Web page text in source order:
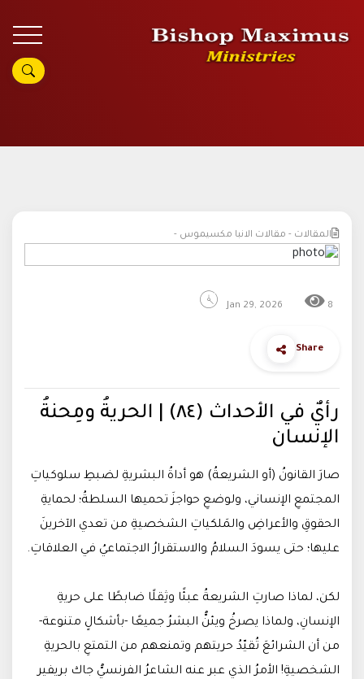
المقالات - مقالات الانبا مكسيموس -
Jan 29, 2026 8
Share
رأيٌ في الأحداث (٨٤) | الحريةُ ومِحنةُ
الإنسان
صارَ القانونُ (أو الشريعةُ) هو أداةُ البشريةِ لضبطِ سلوكياتِ
المجتمعِ الإنساني، ولوضعِ حواجزَ تحميها السلطةُ؛ لحمايةِ
الحقوقِ والأعراضِ والمَلكياتِ الشخصيةِ من تعدي الآخرينَ
عليها؛ حتى يسودَ السلامُ والاستقرارُ الاجتماعيُ في العلاقاتِ.
لكن، لماذا صارتِ الشريعةُ عبئًا وثِقلًا ضابطًا على حريةِ
الإنسانِ، ولماذا يصرخُ ويئنُّ البشرُ جميعًا -بأشكالٍ متنوعة-
من أن الشرائعَ تُقيّدُ حريتهم وتمنعهم من التمتعِ بالحريةِ
الشخصيةِ! الأمرُ الذي عبر عنه الشاعرُ الفرنسيُّ جاك بريفير